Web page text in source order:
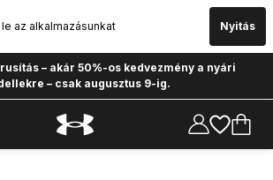
az alkalmazásunkat Nyitás
– akár 50%-os kedvezmény a nyári
– csak augusztus 9-ig.